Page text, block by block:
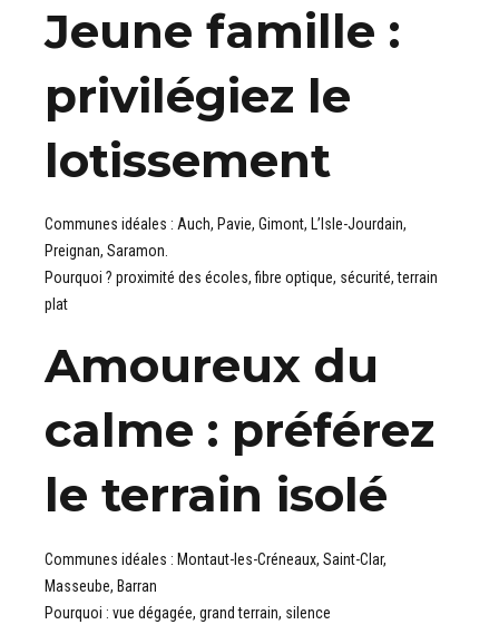
Jeune famille :
privilégiez le
lotissement
Communes idéales : Auch, Pavie, Gimont, L’Isle-Jourdain,
Preignan, Saramon.
Pourquoi ? proximité des écoles, fibre optique, sécurité, terrain
plat
Amoureux du
calme : préférez
le terrain isolé
Communes idéales : Montaut-les-Créneaux, Saint-Clar,
Masseube, Barran
Pourquoi : vue dégagée, grand terrain, silence